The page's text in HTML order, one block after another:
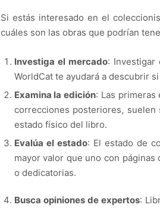
Si estás interesado en el
cuáles son las obras que podrían
Investiga el mercado: Investigar
WorldCat te ayudará a descubrir
Examina la edición: Las
correcciones posteriores, suelen
estado físico del libro.
Evalúa el estado: El estado de
mayor valor que uno con
o dedicatorias.
Busca opiniones de expertos: